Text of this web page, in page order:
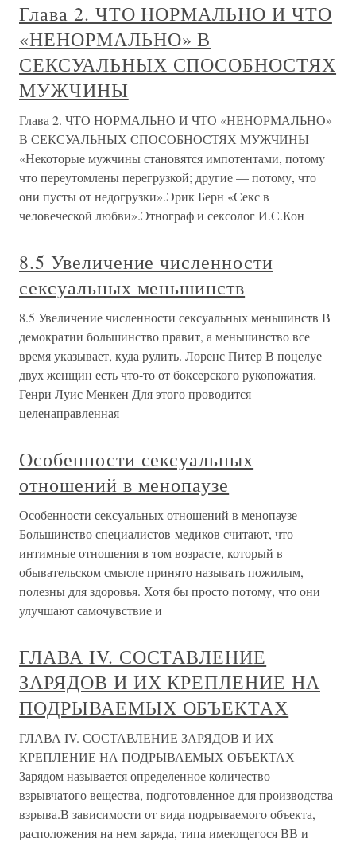
Глава 2. ЧТО НОРМАЛЬНО И ЧТО
«НЕНОРМАЛЬНО» В
СЕКСУАЛЬНЫХ СПОСОБНОСТЯХ
МУЖЧИНЫ
Глава 2. ЧТО НОРМАЛЬНО И ЧТО «НЕНОРМАЛЬНО»
В СЕКСУАЛЬНЫХ СПОСОБНОСТЯХ МУЖЧИНЫ
«Некоторые мужчины становятся импотентами, потому
что переутомлены перегрузкой; другие — потому, что
они пусты от недогрузки».Эрик Берн «Секс в
человеческой любви».Этнограф и сексолог И.С.Кон
8.5 Увеличение численности
сексуальных меньшинств
8.5 Увеличение численности сексуальных меньшинств В
демократии большинство правит, а меньшинство все
время указывает, куда рулить. Лоренс Питер В поцелуе
двух женщин есть что-то от боксерского рукопожатия.
Генри Луис Менкен Для этого проводится
целенаправленная
Особенности сексуальных
отношений в менопаузе
Особенности сексуальных отношений в менопаузе
Большинство специалистов-медиков считают, что
интимные отношения в том возрасте, который в
обывательском смысле принято называть пожилым,
полезны для здоровья. Хотя бы просто потому, что они
улучшают самочувствие и
ГЛАВА IV. СОСТАВЛЕНИЕ
ЗАРЯДОВ И ИХ КРЕПЛЕНИЕ НА
ПОДРЫВАЕМЫХ ОБЪЕКТАХ
ГЛАВА IV. СОСТАВЛЕНИЕ ЗАРЯДОВ И ИХ
КРЕПЛЕНИЕ НА ПОДРЫВАЕМЫХ ОБЪЕКТАХ
Зарядом называется определенное количество
взрывчатого вещества, подготовленное для производства
взрыва.В зависимости от вида подрываемого объекта,
расположения на нем заряда, типа имеющегося ВВ и